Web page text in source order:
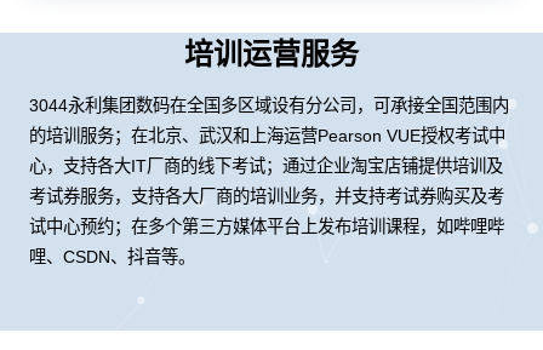
培训运营服务
3044永利集团数码在全国多区域设有分公司，可承接全国范围内
的培训服务；在北京、武汉和上海运营Pearson VUE授权考试中
心，支持各大IT厂商的线下考试；通过企业淘宝店铺提供培训及
考试券服务，支持各大厂商的培训业务，并支持考试券购买及考
试中心预约；在多个第三方媒体平台上发布培训课程，如哔哩哔
哩、CSDN、抖音等。